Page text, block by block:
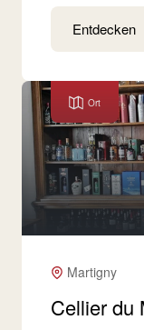
Entdecken
Ort
Martigny
Cellier du